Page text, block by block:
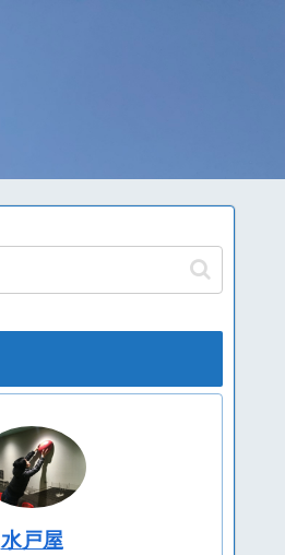
水戸屋